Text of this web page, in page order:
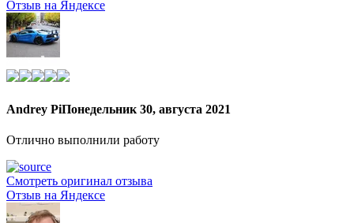
Отзыв на Яндексе
Andrey PiПонедельник 30, августа 2021
Отлично выполнили работу
Смотреть оригинал отзыва
Отзыв на Яндексе